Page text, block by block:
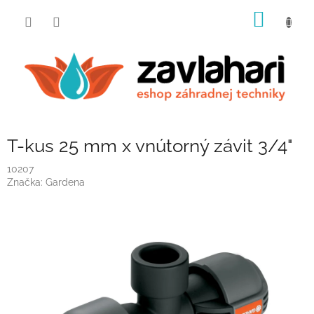
T-kus 25 mm x vnútorný závit 3/4"
10207
Značka: Gardena